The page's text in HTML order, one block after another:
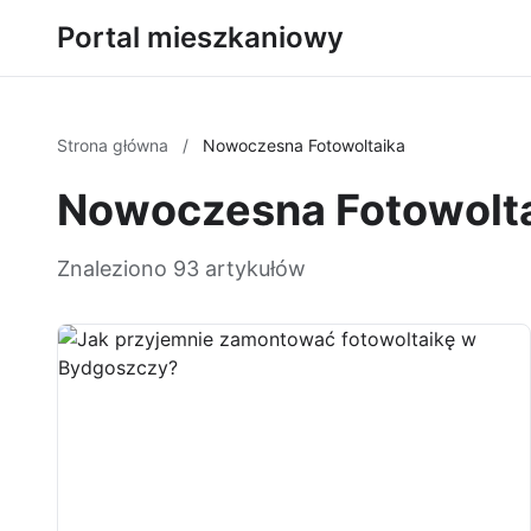
Portal mieszkaniowy
Strona główna / Nowoczesna Fotowoltaika
Nowoczesna
Znaleziono 93 artykułów